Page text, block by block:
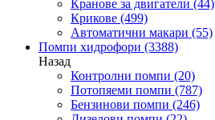
Кранове за двигатели (44)
Крикове (499)
Автоматични макари (55)
Помпи хидрофори (3388)
Назад
Контролни помпи (20)
Потопяеми помпи (787)
Бензинови помпи (246)